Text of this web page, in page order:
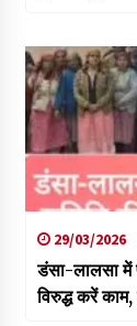
29/03/2026
डंसा-लालसा में
विरुद्ध करें